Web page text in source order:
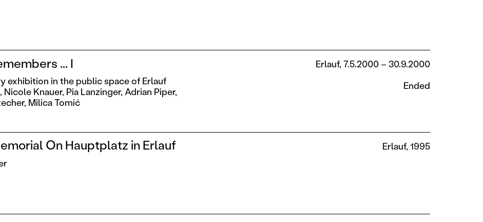
... I
exhibition in the public space of Erlauf
Nicole Knauer, Pia Lanzinger,Adrian Piper,
Milica Tomić
Erlauf, 7.5.2000 – 30.9.2000
Ended
On Hauptplatz in Erlauf Erlauf, 1995